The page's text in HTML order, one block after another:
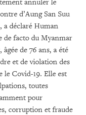
annuler le
d’Aung San Suu
a déclaré Human
de facto du Myanmar
de 76 ans, a été
et de violation des
Covid-19. Elle est
toutes
pour
corruption et fraude